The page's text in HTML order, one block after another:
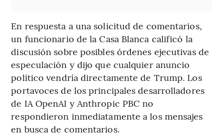
En respuesta a una solicitud de comentarios,
un funcionario de la Casa Blanca calificó la
discusión sobre posibles órdenes ejecutivas de
especulación y dijo que cualquier anuncio
político vendría directamente de Trump. Los
portavoces de los principales desarrolladores
de IA OpenAI y Anthropic PBC no
respondieron inmediatamente a los mensajes
en busca de comentarios.